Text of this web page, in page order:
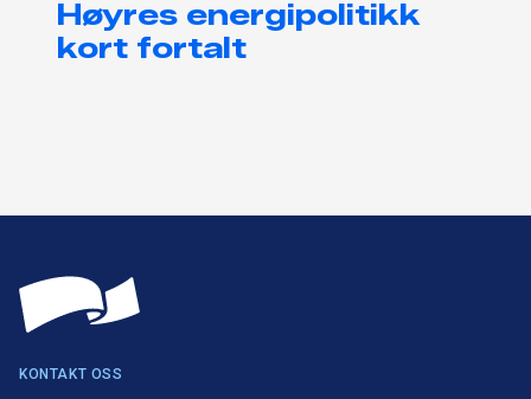
Høyres energipolitikk
kort fortalt
KONTAKT OSS